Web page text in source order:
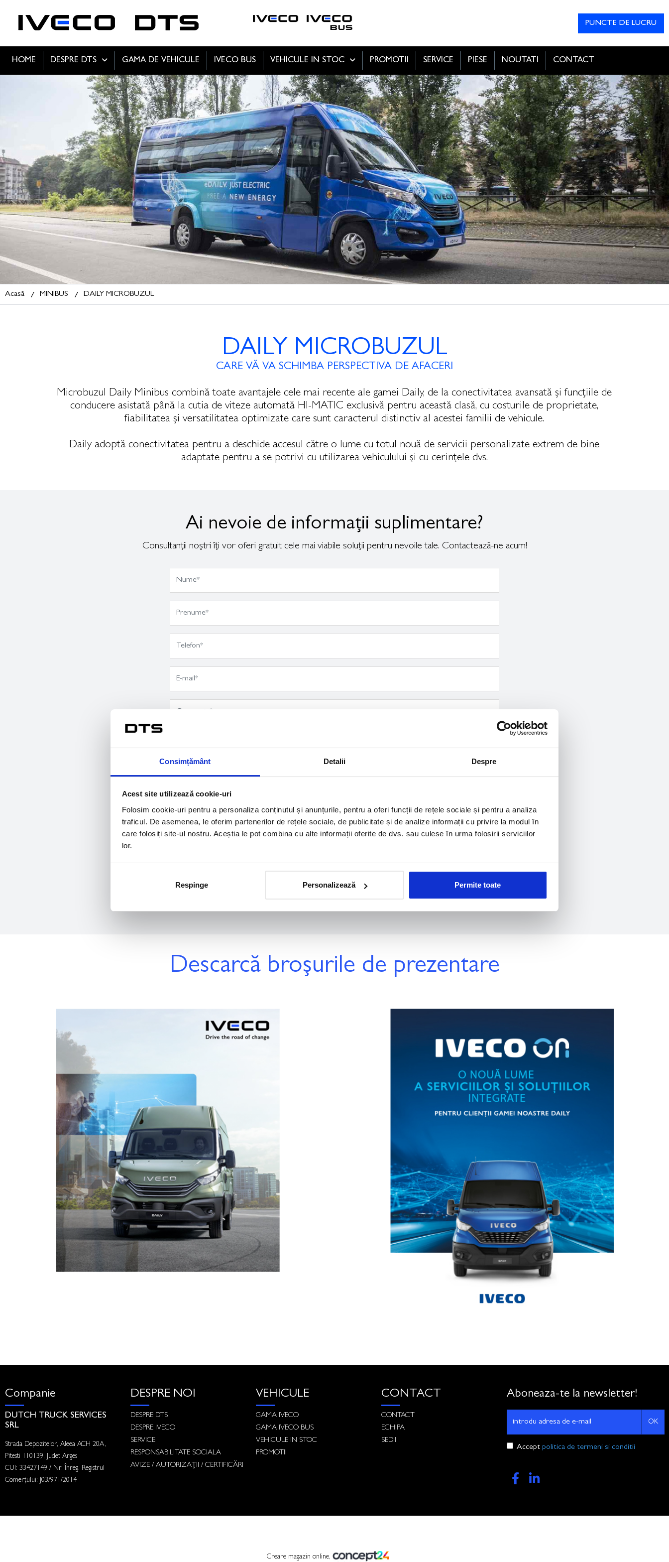
Consimțământ Detalii Despre
Acest site utilizează cookie-uri
Folosim cookie-uri pentru a personaliza conținutul și anunțurile, pentru a oferi funcții de rețele sociale și pentru a analiza
traficul. De asemenea, le oferim partenerilor de rețele sociale, de publicitate și de analize informații cu privire la modul în
care folosiți site-ul nostru. Aceștia le pot combina cu alte informații oferite de dvs. sau culese în urma folosirii serviciilor
lor.
Respinge Personalizează Permite toate
PUNCTE DE LUCRU
HOME DESPRE DTS GAMA DE VEHICULE IVECO BUS VEHICULE IN STOC PROMOTII SERVICE PIESE NOUTATI CONTACT
Acasă MINIBUS DAILY MICROBUZUL
DAILY MICROBUZUL
CARE VĂ VA SCHIMBA PERSPECTIVA DE AFACERI
Microbuzul Daily Minibus combină toate avantajele cele mai recente ale gamei Daily, de la conectivitatea avansată și funcțiile de
conducere asistată până la cutia de viteze automată HI-MATIC exclusivă pentru această clasă, cu costurile de proprietate,
fiabilitatea și versatilitatea optimizate care sunt caracterul distinctiv al acestei familii de vehicule.
Daily adoptă conectivitatea pentru a deschide accesul către o lume cu totul nouă de servicii personalizate extrem de bine
adaptate pentru a se potrivi cu utilizarea vehiculului și cu cerințele dvs.
Ai nevoie de informații suplimentare?
Consultanții noștri îți vor oferi gratuit cele mai viabile soluții pentru nevoile tale. Contactează-ne acum!
TRIMITE
Descarcă broșurile de prezentare
Companie
DUTCH TRUCK SERVICES
SRL
Strada Depozitelor, Aleea ACH 20A,
Pitesti 110139, Judet Arges
CUI: 33427149 / Nr. Înreg. Registrul
Comerțului: J03/971/2014
DESPRE NOI
DESPRE DTS
DESPRE IVECO
SERVICE
RESPONSABILITATE SOCIALA
AVIZE / AUTORIZAȚII / CERTIFICĂRI
VEHICULE
GAMA IVECO
GAMA IVECO BUS
VEHICULE IN STOC
PROMOTII
CONTACT
CONTACT
ECHIPA
SEDII
Aboneaza-te la newsletter!
OK
Accept politica de termeni si conditii
Creare magazin online,